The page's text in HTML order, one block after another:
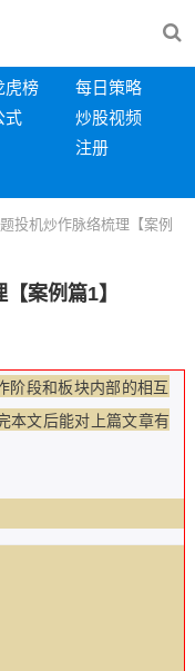
虎榜
每日策略
式
炒股视频
注册
投机炒作脉络梳理【案例
案例篇1】
阶段和板块内部的相互
本文后能对上篇文章有